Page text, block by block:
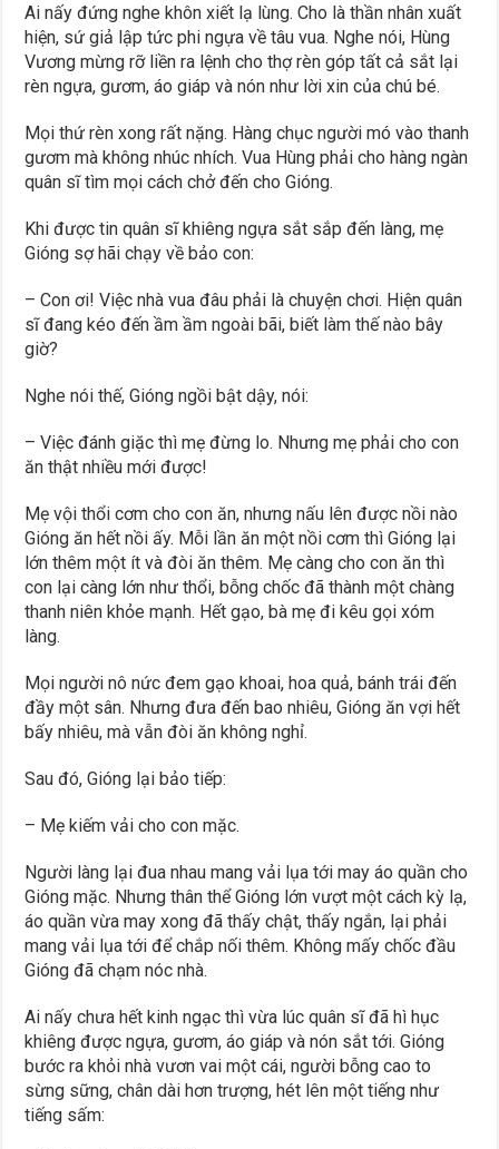
Ai nấy đứng nghe khôn xiết lạ lùng. Cho là thần nhân xuất
hiện, sứ giả lập tức phi ngựa về tâu vua. Nghe nói, Hùng
Vương mừng rỡ liền ra lệnh cho thợ rèn góp tất cả sắt lại
rèn ngựa, gươm, áo giáp và nón như lời xin của chú bé.
Mọi thứ rèn xong rất nặng. Hàng chục người mó vào thanh
gươm mà không nhúc nhích. Vua Hùng phải cho hàng ngàn
quân sĩ tìm mọi cách chở đến cho Gióng.
Khi được tin quân sĩ khiêng ngựa sắt sắp đến làng, mẹ
Gióng sợ hãi chạy về bảo con:
– Con ơi! Việc nhà vua đâu phải là chuyện chơi. Hiện quân
sĩ đang kéo đến ầm ầm ngoài bãi, biết làm thế nào bây
giờ?
Nghe nói thế, Gióng ngồi bật dậy, nói:
– Việc đánh giặc thì mẹ đừng lo. Nhưng mẹ phải cho con
ăn thật nhiều mới được!
Mẹ vội thổi cơm cho con ăn, nhưng nấu lên được nồi nào
Gióng ăn hết nồi ấy. Mỗi lần ăn một nồi cơm thì Gióng lại
lớn thêm một ít và đòi ăn thêm. Mẹ càng cho con ăn thì
con lại càng lớn như thổi, bỗng chốc đã thành một chàng
thanh niên khỏe mạnh. Hết gạo, bà mẹ đi kêu gọi xóm
làng.
Mọi người nô nức đem gạo khoai, hoa quả, bánh trái đến
đầy một sân. Nhưng đưa đến bao nhiêu, Gióng ăn vợi hết
bấy nhiêu, mà vẫn đòi ăn không nghỉ.
Sau đó, Gióng lại bảo tiếp:
– Mẹ kiếm vải cho con mặc.
Người làng lại đua nhau mang vải lụa tới may áo quần cho
Gióng mặc. Nhưng thân thể Gióng lớn vượt một cách kỳ lạ,
áo quần vừa may xong đã thấy chật, thấy ngắn, lại phải
mang vải lụa tới để chắp nối thêm. Không mấy chốc đầu
Gióng đã chạm nóc nhà.
Ai nấy chưa hết kinh ngạc thì vừa lúc quân sĩ đã hì hục
khiêng được ngựa, gươm, áo giáp và nón sắt tới. Gióng
bước ra khỏi nhà vươn vai một cái, người bỗng cao to
sừng sững, chân dài hơn trượng, hét lên một tiếng như
tiếng sấm: